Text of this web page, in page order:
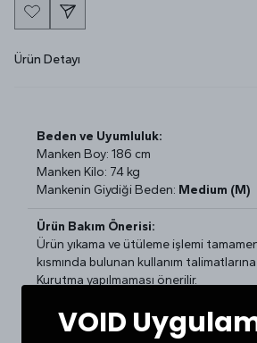
Ürün Detayı
Beden ve Uyumluluk:
Manken Boy: 186 cm
Manken Kilo: 74 kg
Mankenin Giydiği Beden: Medium (M)
Ürün Bakım Önerisi:
Ürün yıkama ve ütüleme işlemi
kısmında bulunan kullanım talimatlarına
Kurutma yapılmaması önerilir.
Beden Ölçüleri ve Doğru Beden
Tekstil ürünlerinde beden seçimi
VOID